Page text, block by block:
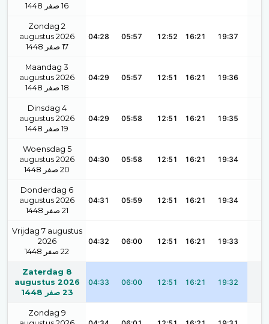
1448 صفر 16
Zondag 2
augustus 2026
1448 صفر 17
04:28 05:57 12:52 16:21 19:37
Maandag 3
augustus 2026
1448 صفر 18
04:29 05:57 12:51 16:21 19:36
Dinsdag 4
augustus 2026
1448 صفر 19
04:29 05:58 12:51 16:21 19:35
Woensdag 5
augustus 2026
1448 صفر 20
04:30 05:58 12:51 16:21 19:34
Donderdag 6
augustus 2026
1448 صفر 21
04:31 05:59 12:51 16:21 19:34
Vrijdag 7 augustus
2026
1448 صفر 22
04:32 06:00 12:51 16:21 19:33
Zaterdag 8
augustus 2026
1448 صفر 23
04:33 06:00 12:51 16:21 19:32
Zondag 9